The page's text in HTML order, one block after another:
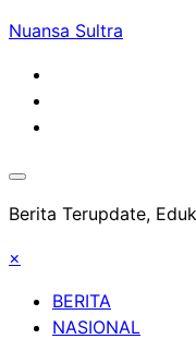
Skip
content
Nuansa Sultra
Berita Terupdate,
×
BERITA
NASIONAL